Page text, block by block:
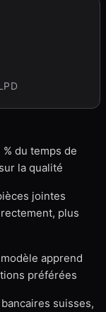
du temps de
la qualité
jointes
plus
apprend
préférées
suisses,